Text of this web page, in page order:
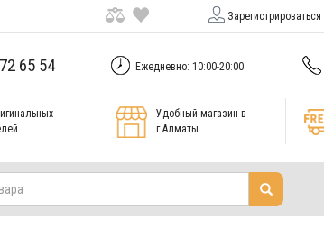
Зарегистрироваться
65 54 Ежедневно: 10:00-20:00
Удобный магазин в
г.Алматы